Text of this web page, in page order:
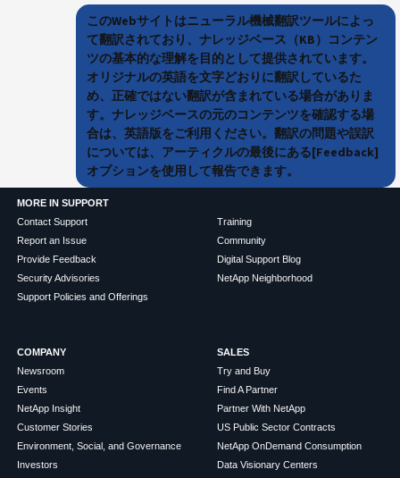
このWebサイトはニューラル機械翻訳ツールによっ
て翻訳されており、ナレッジベース（KB）コンテン
ツの基本的な理解を目的として提供されています。
オリジナルの英語を文字どおりに翻訳しているた
め、正確ではない翻訳が含まれている場合がありま
す。ナレッジベースの元のコンテンツを確認する場
合は、英語版をご利用ください。翻訳の問題や誤訳
については、アーティクルの最後にある[Feedback]
オプションを使用して報告できます。
MORE IN SUPPORT
Contact Support
Report an Issue
Provide Feedback
Security Advisories
Support Policies and Offerings
Training
Community
Digital Support Blog
NetApp Neighborhood
COMPANY
Newsroom
Events
NetApp Insight
Customer Stories
Environment, Social, and Governance
Investors
SALES
Try and Buy
Find A Partner
Partner With NetApp
US Public Sector Contracts
NetApp OnDemand Consumption
Data Visionary Centers